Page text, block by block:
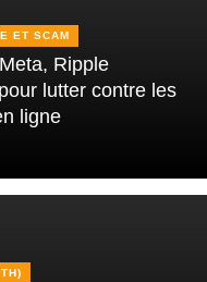
ET SCAM
Ripple
lutter contre les
ligne